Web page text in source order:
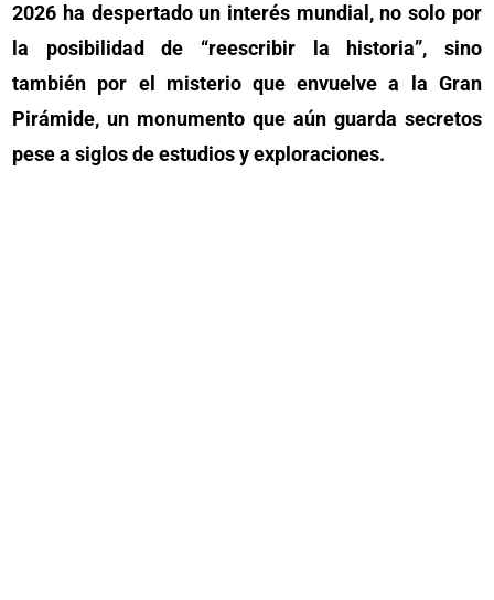
2026 ha despertado un interés mundial, no solo por
la posibilidad de “reescribir la historia”, sino
también por el misterio que envuelve a la Gran
Pirámide, un monumento que aún guarda secretos
pese a siglos de estudios y exploraciones.